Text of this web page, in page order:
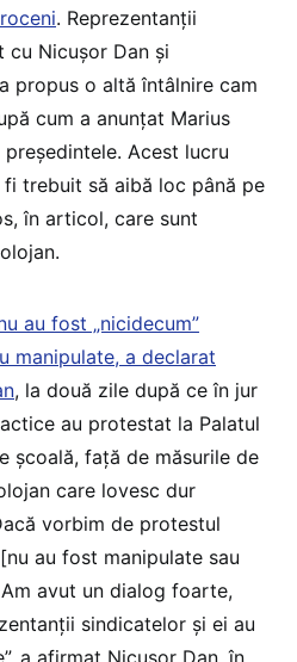
. Reprezentanții
Nicușor Dan și
propus o altă întâlnire cam
cum a anunțat Marius
Acest lucru
trebuit să aibă loc până pe
în articol, care sunt
au fost „nicidecum”
manipulate, a declarat
, la două zile după ce în jur
au protestat la Palatul
școală, față de măsurile de
care lovesc dur
vorbim de protestul
au fost manipulate sau
avut un dialog foarte,
sindicatelor și ei au
a afirmat Nicușor Dan, în